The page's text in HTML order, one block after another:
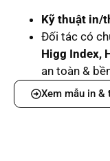
Kỹ thuật in/
Đối tác có
Higg Index,
an toàn &
Xem mẫu in &